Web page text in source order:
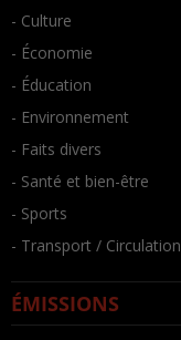
- Culture
- Économie
- Éducation
- Environnement
- Faits divers
- Santé et bien-être
- Sports
- Transport / Circulation
ÉMISSIONS